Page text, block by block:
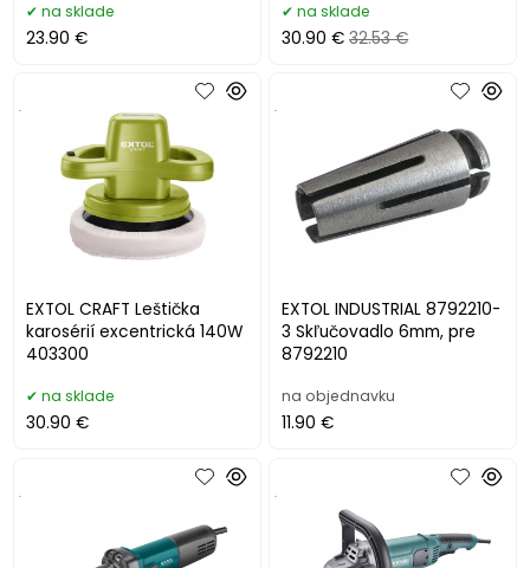
na sklade
23.90 €
na sklade
30.90 € 32.53 €
EXTOL CRAFT Leštička
karosérií excentrická 140W
403300
.
na sklade
30.90 €
EXTOL INDUSTRIAL 8792210-
3 Skľučovadlo 6mm, pre
8792210
.
na objednavku
11.90 €
. .